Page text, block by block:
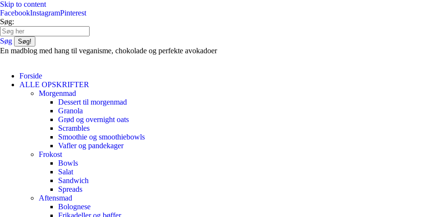
Skip to content
FacebookInstagramPinterest
Søg:
Søg
En madblog med hang til veganisme, chokolade og perfekte avokadoer
Forside
ALLE OPSKRIFTER
Morgenmad
Dessert til morgenmad
Granola
Grød og overnight oats
Scrambles
Smoothie og smoothiebowls
Vafler og pandekager
Frokost
Bowls
Salat
Sandwich
Spreads
Aftensmad
Bolognese
Frikadeller og bøffer